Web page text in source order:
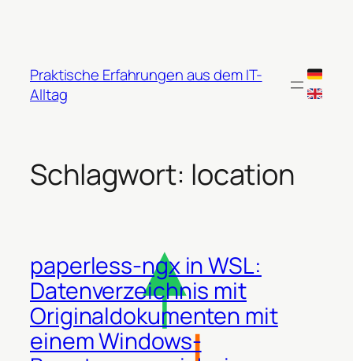
Praktische Erfahrungen aus dem IT-
Alltag
Schlagwort: location
paperless-ngx in WSL:
Datenverzeichnis mit
Originaldokumenten mit
einem Windows-